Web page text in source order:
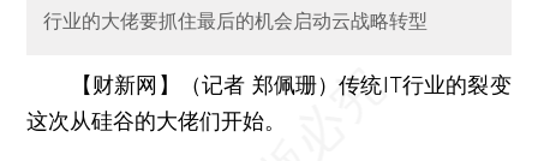
行业的大佬要抓住最后的机会启动云战略转型
【财新网】（记者 郑佩珊）传统IT行业的裂变
这次从硅谷的大佬们开始。